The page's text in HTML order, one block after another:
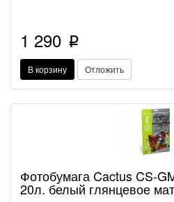
1 290 p
В корзину Отложить
Фотобумага Cactus CS-
20л. белый глянцевое